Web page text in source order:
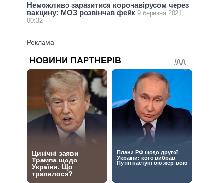
Неможливо заразитися коронавірусом через
вакцину: МОЗ розвінчав фейк 9 березня 2021,
00:32